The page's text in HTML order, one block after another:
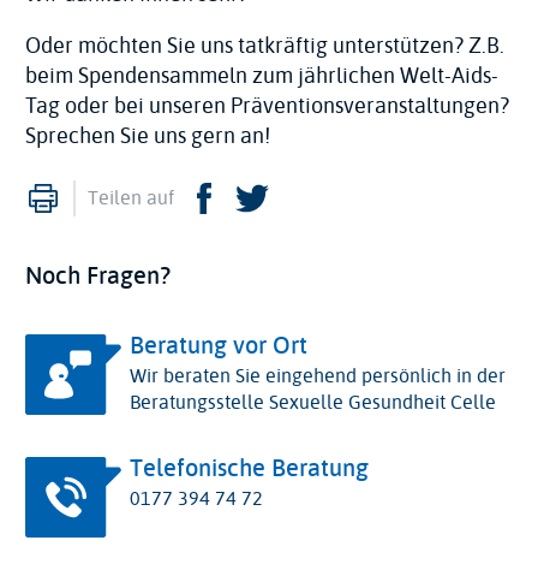
Oder möchten Sie uns tatkräftig unterstützen? Z.B.
beim Spendensammeln zum jährlichen Welt-Aids-
Tag oder bei unseren Präventionsveranstaltungen?
Sprechen Sie uns gern an!
Drucken
Teilen auf Facebook
Noch Fragen?
Beratung vor Ort
Wir beraten Sie eingehend persönlich in der
Beratungsstelle Sexuelle Gesundheit Celle
Telefonische Beratung
0177 394 74 72